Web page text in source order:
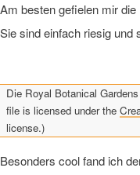
Am besten gefielen mir die
Sie sind einfach riesig und
Die Royal Botanical
file is licensed under the
license.)
Besonders cool fand ich